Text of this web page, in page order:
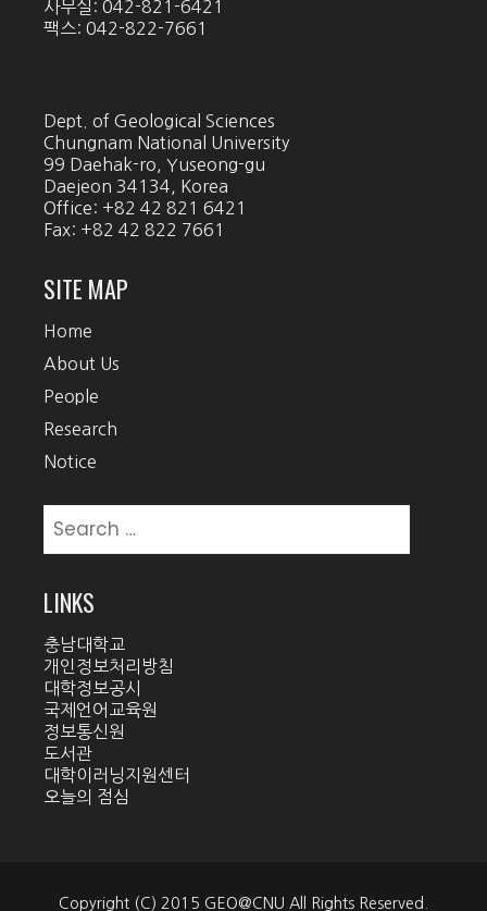
사무실: 042-821-6421
팩스: 042-822-7661
Dept. of Geological Sciences
Chungnam National University
99 Daehak-ro, Yuseong-gu
Daejeon 34134, Korea
Office: +82 42 821 6421
Fax: +82 42 822 7661
SITE MAP
Home
About Us
People
Research
Notice
for:
LINKS
충남대학교
개인정보처리방침
대학정보공시
국제언어교육원
정보통신원
도서관
대학이러닝지원센터
오늘의 점심
Copyright (C) 2015 GEO@CNU All Rights Reserved.